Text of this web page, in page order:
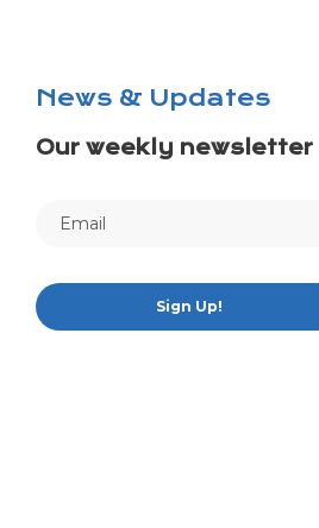
News & Updates
Our weekly newsletter
Sign Up!